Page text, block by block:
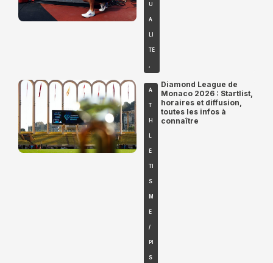
U
A
TÉ
A
T
H
É
TI
S
M
E
/
PI
S
Diamond League de
Monaco 2026 : Startlist,
horaires et diffusion,
toutes les infos à
connaître